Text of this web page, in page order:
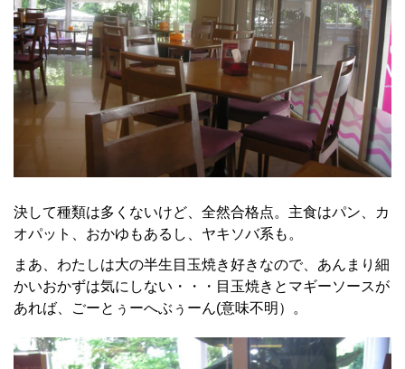
決して種類は多くないけど、全然合格点。主食はパン、カ
オパット、おかゆもあるし、ヤキソバ系も。
まあ、わたしは大の半生目玉焼き好きなので、あんまり細
かいおかずは気にしない・・・目玉焼きとマギーソースが
あれば、ごーとぅーへぶぅーん(意味不明）。